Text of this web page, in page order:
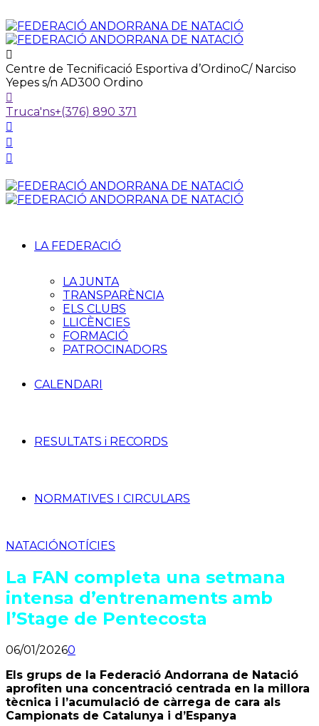
Centre de Tecnificació Esportiva d’OrdinoC/ Narciso
Yepes s/n AD300 Ordino
Truca'ns+(376) 890 371
LA FEDERACIÓ
LA JUNTA
TRANSPARÈNCIA
ELS CLUBS
LLICÈNCIES
FORMACIÓ
PATROCINADORS
CALENDARI
RESULTATS i RECORDS
NORMATIVES I CIRCULARS
NATACIÓNOTÍCIES
La FAN completa una setmana
intensa d’entrenaments amb
l’Stage de Pentecosta
06/01/20260
Els grups de la Federació Andorrana de Natació
aprofiten una concentració centrada en la millora
tècnica i l’acumulació de càrrega de cara als
Campionats de Catalunya i d’Espanya